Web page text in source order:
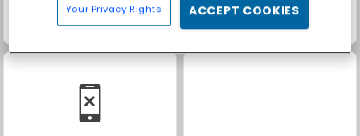
Scala 40 Trollface Quest: USA 2
Your Privacy Rights ACCEPT COOKIES